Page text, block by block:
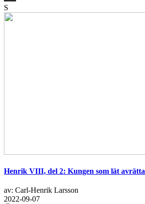
S
Henrik VIII, del 2: Kungen som lät
av: Carl-Henrik Larsson
2022-09-07